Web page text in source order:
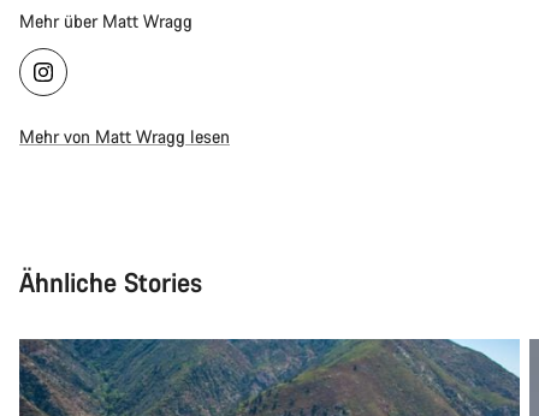
Mehr über Matt Wragg
Mehr von Matt Wragg lesen
Ähnliche Stories